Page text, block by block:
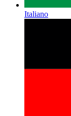
Italiano